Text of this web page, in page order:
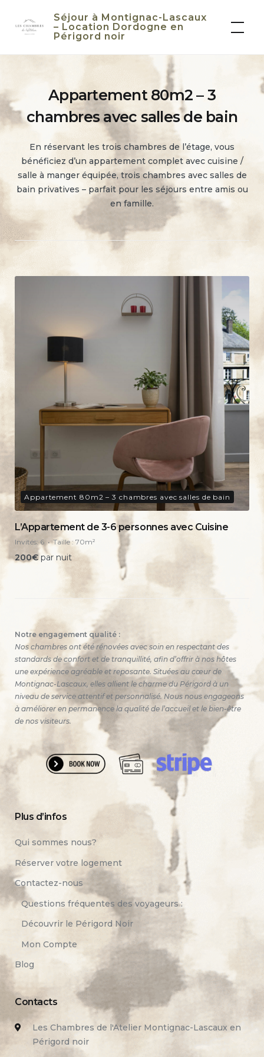
Séjour à Montignac-Lascaux
– Location Dordogne en
Périgord noir
Appartement 80m2 – 3
chambres avec salles de bain
En réservant les trois chambres de l’étage, vous
bénéficiez d’un appartement complet avec cuisine /
salle à manger équipée, trois chambres avec salles de
bain privatives – parfait pour les séjours entre amis ou
en famille.
Appartement 80m2 – 3 chambres avec salles de bain
L’Appartement de 3-6 personnes avec Cuisine
Invités:6 Taille :70m²
200€ par nuit
Notre engagement qualité :
Nos chambres ont été rénovées avec soin en respectant des
standards de confort et de tranquillité, afin d’offrir à nos hôtes
une expérience agréable et reposante. Situées au cœur de
Montignac-Lascaux, elles allient le charme du Périgord à un
niveau de service attentif et personnalisé. Nous nous engageons
à améliorer en permanence la qualité de l’accueil et le bien-être
de nos visiteurs.
Plus d’infos
Qui sommes nous?
Réserver votre logement
Contactez-nous
Questions fréquentes des voyageurs :
Découvrir le Périgord Noir
Mon Compte
Blog
Contacts
Les Chambres de l'Atelier Montignac-Lascaux en
Périgord noir